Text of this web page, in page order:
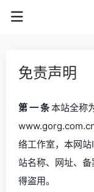
免责声明
第 一 条本站全称
络工作室，本网
站名称、网址、
得盗用。